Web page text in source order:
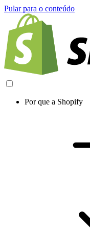
Pular para o conteúdo
Por que a Shopify